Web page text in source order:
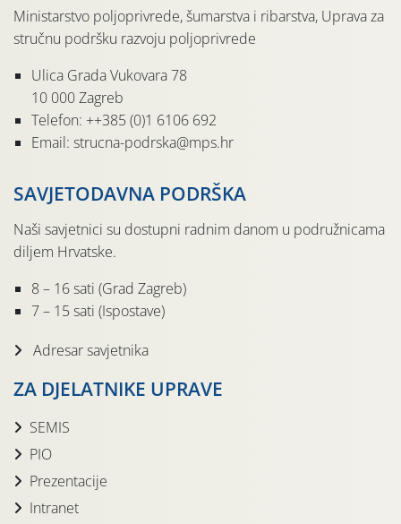
Ministarstvo poljoprivrede, šumarstva i ribarstva, Uprava za
stručnu podršku razvoju poljoprivrede
Ulica Grada Vukovara 78
10 000 Zagreb
Telefon: ++385 (0)1 6106 692
Email: strucna-podrska@mps.hr
SAVJETODAVNA PODRŠKA
Naši savjetnici su dostupni radnim danom u podružnicama
diljem Hrvatske.
8 – 16 sati (Grad Zagreb)
7 – 15 sati (Ispostave)
Adresar savjetnika
ZA DJELATNIKE UPRAVE
SEMIS
PIO
Prezentacije
Intranet